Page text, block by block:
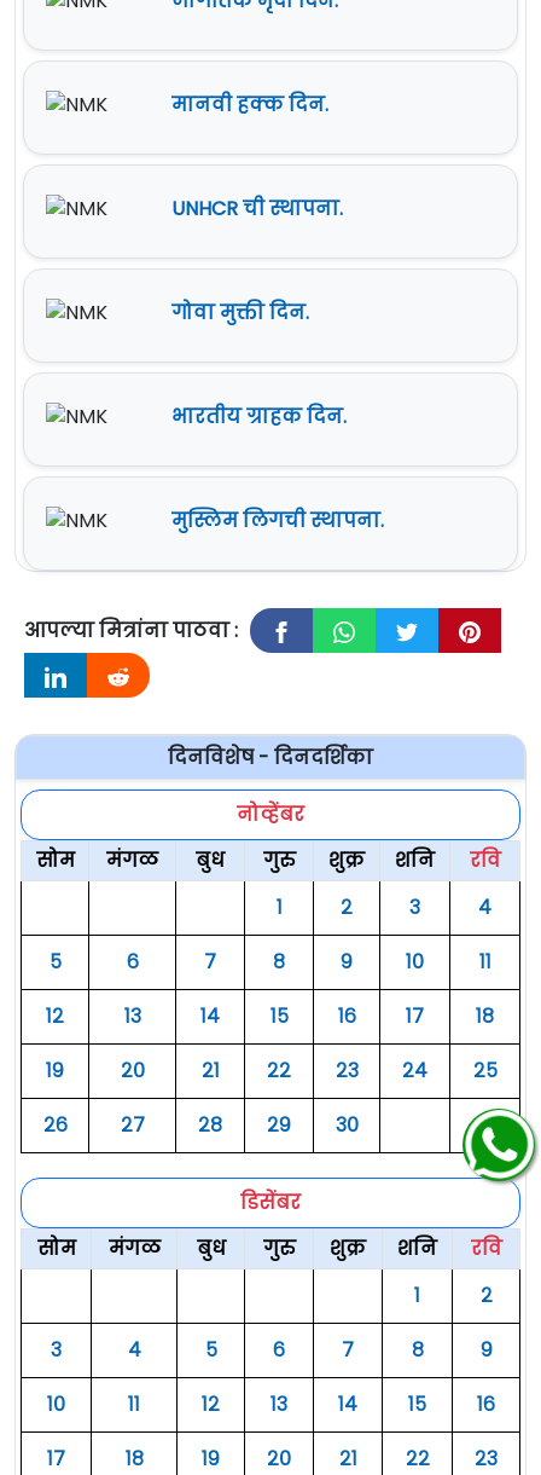
मानवी हक्क दिन.
UNHCR ची स्थापना.
गोवा मुक्ती दिन.
भारतीय ग्राहक दिन.
मुस्लिम लिगची स्थापना.
आपल्या मित्रांना पाठवा :
दिनविशेष - दिनदर्शिका
नोव्हेंबर
सोम
मंगळ बुध गुरु शुक्र शनि
रवि
१
२ ३
४
५
६ ७ ८ ९ १०
११
१२
१३ १४ १५ १६ १७
१८
१९
२० २१ २२ २३ २४
२५
२६
२७ २८ २९ ३०
डिसेंबर
सोम
मंगळ बुध गुरु शुक्र शनि
रवि
१
२
३
४ ५ ६ ७ ८
९
१०
११ १२ १३ १४ १५
१६
१७
१८ १९ २० २१ २२
२३